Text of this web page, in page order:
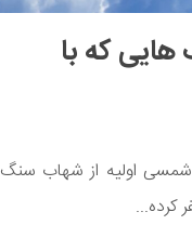
که با
شمسی اولیه از شهاب‌ سنگ‌
کرده...